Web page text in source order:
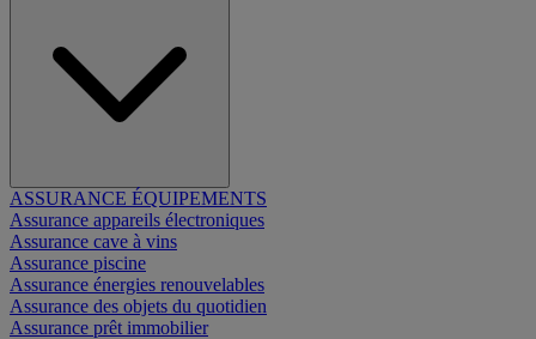
ASSURANCE ÉQUIPEMENTS
Assurance appareils électroniques
Assurance cave à vins
Assurance piscine
Assurance énergies renouvelables
Assurance des objets du quotidien
Assurance prêt immobilier